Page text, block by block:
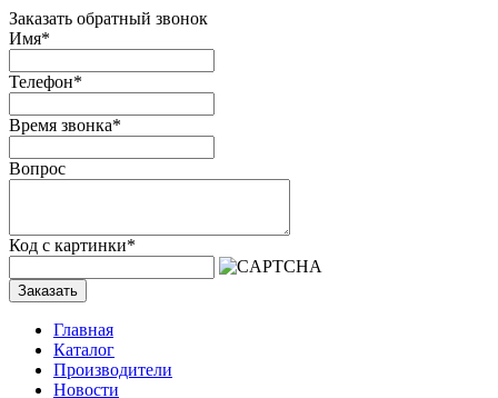
Заказать обратный звонок
Имя*
Телефон*
Время звонка*
Вопрос
Код с картинки*
Заказать
Главная
Каталог
Производители
Новости